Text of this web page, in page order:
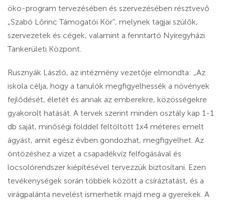
öko-program tervezésében és szervezésében résztvevő
„Szabó Lőrinc Támogatói Kör”, melynek tagjai szülők,
szervezetek és cégek, valamint a fenntartó Nyíregyházi
Tankerületi Központ.
Rusznyák László, az intézmény vezetője elmondta: „Az
iskola célja, hogy a tanulók megfigyelhessék a növények
fejlődését, életét és annak az emberekre, közösségekre
gyakorolt hatását. A tervek szerint minden osztály kap 1-1
db saját, minőségi földdel feltöltött 1x4 méteres emelt
ágyást, amit egész évben gondozhat, megfigyelhet. Az
öntözéshez a vizet a csapadékvíz felfogásával és
locsolórendszer kiépítésével tervezzük biztosítani. Ezen
tevékenységek során többek között a csíráztatást, és a
virágpalánta nevelést ismerhetik majd meg a gyerekek. A